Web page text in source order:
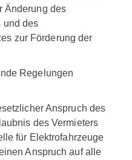
Änderung des
und des
zur Förderung der
Regelungen
Anspruch des
des Vermieters
für Elektrofahrzeuge
Anspruch auf alle